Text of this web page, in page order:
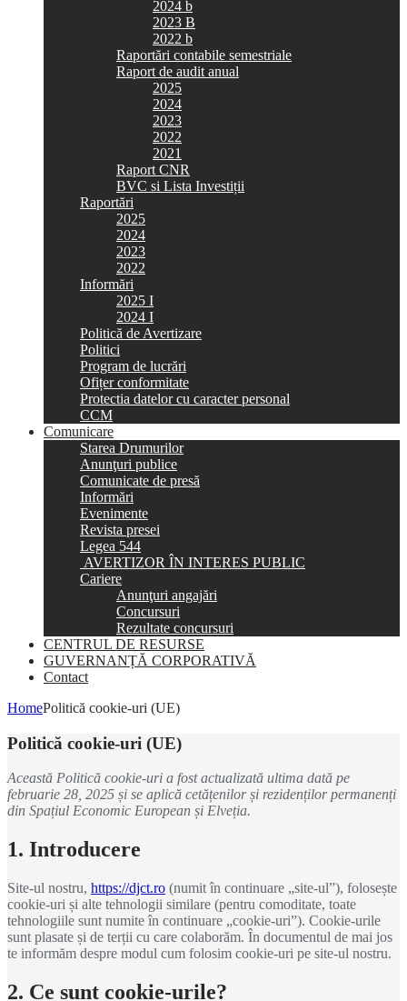
2024 b
2023 B
2022 b
Raportări contabile semestriale
Raport de audit anual
2025
2024
2023
2022
2021
Raport CNR
BVC si Lista Investiții
Raportări
2025
2024
2023
2022
Informări
2025 I
2024 I
Politică de Avertizare
Politici
Program de lucrări
Ofițer conformitate
Protectia datelor cu caracter personal
CCM
Comunicare
Starea Drumurilor
Anunţuri publice
Comunicate de presă
Informări
Evenimente
Revista presei
Legea 544
AVERTIZOR ÎN INTERES PUBLIC
Cariere
Anunţuri angajări
Concursuri
Rezultate concursuri
CENTRUL DE RESURSE
GUVERNANȚĂ CORPORATIVĂ
Contact
HomePolitică cookie-uri (UE)
Politică cookie-uri (UE)
Această Politică cookie-uri a fost actualizată ultima dată pe
februarie 28, 2025 și se aplică cetățenilor și rezidenților permanenți
din Spațiul Economic European și Elveția.
1. Introducere
Site-ul nostru, https://djct.ro (numit în continuare „site-ul”), folosește
cookie-uri și alte tehnologii similare (pentru comoditate, toate
tehnologiile sunt numite în continuare „cookie-uri”). Cookie-urile
sunt plasate și de terții cu care colaborăm. În documentul de mai jos
te informăm despre modul cum folosim cookie-uri pe site-ul nostru.
2. Ce sunt cookie-urile?